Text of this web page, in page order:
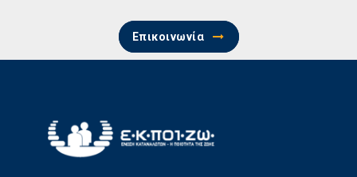
Επικοινωνία